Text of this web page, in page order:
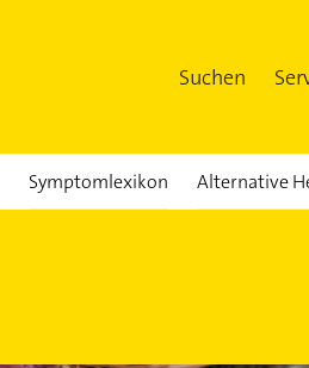
Suchen
Symptomlexikon Alternative